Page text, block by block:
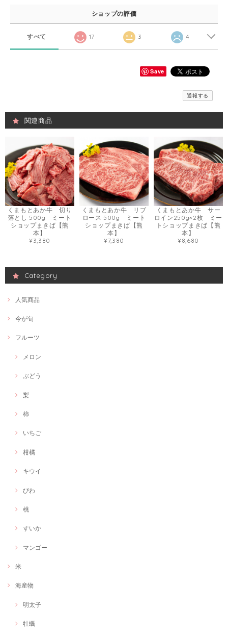
ショップの評価
すべて 17 3 4
Save
通報する
関連商品
くまもとあか牛 切り
落とし 500g ミート
ショップまきば【熊
本】
¥3,380
くまもとあか牛 リブ
ロース 500g ミート
ショップまきば【熊
本】
¥7,380
くまもとあか牛 サー
ロイン250g×2枚 ミー
トショップまきば【熊
本】
¥8,680
Category
人気商品
今が旬
フルーツ
メロン
ぶどう
梨
柿
いちご
柑橘
キウイ
びわ
桃
すいか
マンゴー
米
海産物
明太子
牡蠣